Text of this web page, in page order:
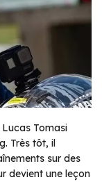
Tomasi
Très tôt, il
sur des
devient une leçon